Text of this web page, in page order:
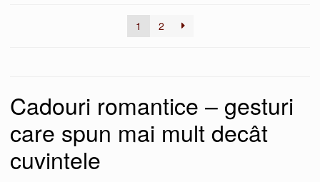
1
2
Cadouri romantice – gesturi
care spun mai mult decât
cuvintele